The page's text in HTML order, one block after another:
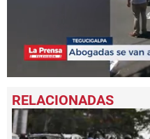
seconds
of
48
seconds